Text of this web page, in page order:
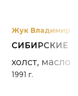
Жук Владимир
СИБИРСКИЕ
холст, масло
1991 г.